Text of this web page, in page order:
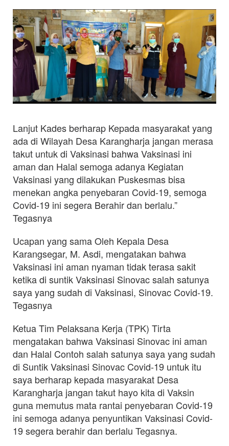
Lanjut Kades berharap Kepada masyarakat yang
ada di Wilayah Desa Karangharja jangan merasa
takut untuk di Vaksinasi bahwa Vaksinasi ini
aman dan Halal semoga adanya Kegiatan
Vaksinasi yang dilakukan Puskesmas bisa
menekan angka penyebaran Covid-19, semoga
Covid-19 ini segera Berahir dan berlalu.”
Tegasnya
Ucapan yang sama Oleh Kepala Desa
Karangsegar, M. Asdi, mengatakan bahwa
Vaksinasi ini aman nyaman tidak terasa sakit
ketika di suntik Vaksinasi Sinovac salah satunya
saya yang sudah di Vaksinasi, Sinovac Covid-19.
Tegasnya
Ketua Tim Pelaksana Kerja (TPK) Tirta
mengatakan bahwa Vaksinasi Sinovac ini aman
dan Halal Contoh salah satunya saya yang sudah
di Suntik Vaksinasi Sinovac Covid-19 untuk itu
saya berharap kepada masyarakat Desa
Karangharja jangan takut hayo kita di Vaksin
guna memutus mata rantai penyebaran Covid-19
ini semoga adanya penyuntikan Vaksinasi Covid-
19 segera berahir dan berlalu Tegasnya.